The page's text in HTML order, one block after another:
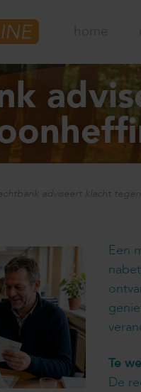
home
adviseert klacht
Een
Te
De